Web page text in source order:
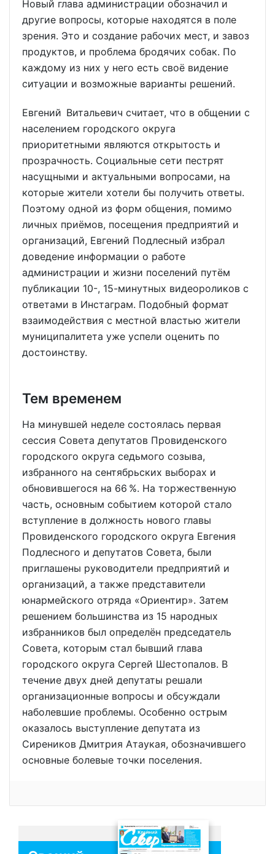
Новый глава администрации обозначил и
другие вопросы, которые находятся в поле
зрения. Это и создание рабочих мест, и завоз
продуктов, и проблема бродячих собак. По
каждому из них у него есть своё видение
ситуации и возможные варианты решений.
Евгений Витальевич считает, что в общении с
населением городского округа
приоритетными являются открытость и
прозрачность. Социальные сети пестрят
насущными и актуальными вопросами, на
которые жители хотели бы получить ответы.
Поэтому одной из форм общения, помимо
личных приёмов, посещения предприятий и
организаций, Евгений Подлесный избрал
доведение информации о работе
администрации и жизни поселений путём
публикации 10-, 15-минутных видеороликов с
ответами в Инстаграм. Подобный формат
взаимодействия с местной властью жители
муниципалитета уже успели оценить по
достоинству.
Тем временем
На минувшей неделе состоялась первая
сессия Совета депутатов Провиденского
городского округа седьмого созыва,
избранного на сентябрьских выборах и
обновившегося на 66 %. На торжественную
часть, основным событием которой стало
вступление в должность нового главы
Провиденского городского округа Евгения
Подлесного и депутатов Совета, были
приглашены руководители предприятий и
организаций, а также представители
юнармейского отряда «Ориентир». Затем
решением большинства из 15 народных
избранников был определён председатель
Совета, которым стал бывший глава
городского округа Сергей Шестопалов. В
течение двух дней депутаты решали
организационные вопросы и обсуждали
наболевшие проблемы. Особенно острым
оказалось выступление депутата из
Сиреников Дмитрия Атаукая, обозначившего
основные болевые точки поселения.